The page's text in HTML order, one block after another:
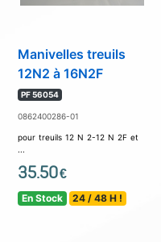
Manivelles treuils
12N2 à 16N2F
PF 56054
0862400286-01
pour treuils 12 N 2-12 N 2F et
...
35.50€
En Stock 24 / 48 H !